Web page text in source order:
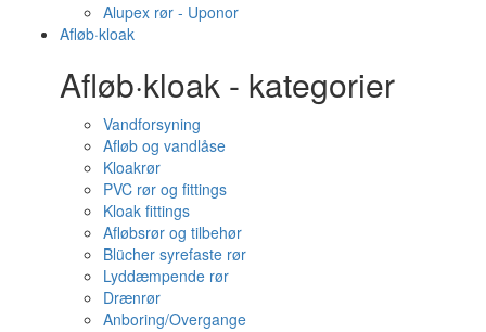
Alupex rør - Uponor
Afløb·kloak
Afløb·kloak - kategorier
Vandforsyning
Afløb og vandlåse
Kloakrør
PVC rør og fittings
Kloak fittings
Afløbsrør og tilbehør
Blücher syrefaste rør
Lyddæmpende rør
Drænrør
Anboring/Overgange